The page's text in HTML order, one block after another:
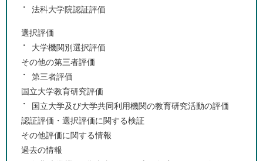
法科大学院認証評価
選択評価
大学機関別選択評価
その他の第三者評価
第三者評価
国立大学教育研究評価
国立大学及び大学共同利用機関の教育研究活動の評価
認証評価・選択評価に関する検証
その他評価に関する情報
過去の情報